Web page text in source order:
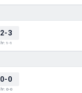
2-3
İY: 1-1
0-0
İY: 0-0